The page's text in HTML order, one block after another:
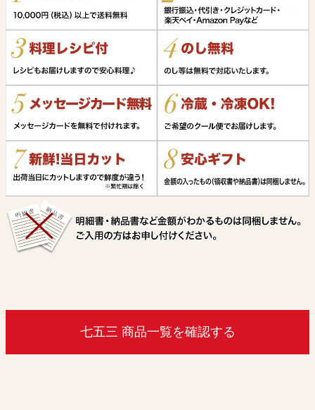
七五三 商品一覧を確認する